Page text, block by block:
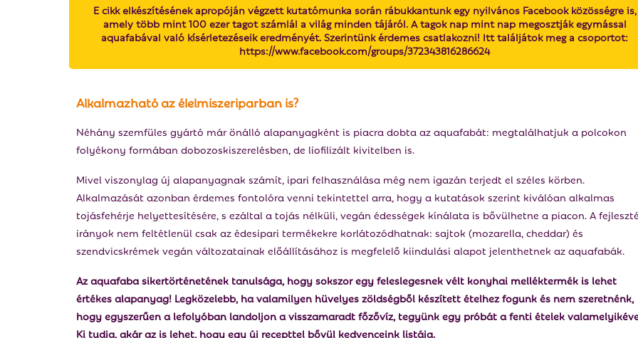
E cikk elkészítésének apropóján végzett kutatómunka során rábukkantunk egy nyilvános Facebook közösségre is,
amely több mint 100 ezer tagot számlál a világ minden tájáról. A tagok nap mint nap megosztják egymással
aquafabával való kísérletezéseik eredményét. Szerintünk érdemes csatlakozni! Itt találjátok meg a csoportot:
https://www.facebook.com/groups/372343816286624
Alkalmazható az élelmiszeriparban is?
Néhány szemfüles gyártó már önálló alapanyagként is piacra dobta az aquafabát: megtalálhatjuk a polcokon
folyékony formában dobozoskiszerelésben, de liofilizált kivitelben is.
Mivel viszonylag új alapanyagnak számít, ipari felhasználása még nem igazán terjedt el széles körben.
Alkalmazását azonban érdemes fontolóra venni tekintettel arra, hogy a kutatások szerint kiválóan alkalmas
tojásfehérje helyettesítésére, s ezáltal a tojás nélküli, vegán édességek kínálata is bővülhetne a piacon. A
irányok nem feltétlenül csak az édesipari termékekre korlátozódhatnak: sajtok (mozarella, cheddar) és
szendvicskrémek vegán változatainak előállításához is megfelelő kiindulási alapot jelenthetnek az aquafabák.
Az aquafaba sikertörténetének tanulsága, hogy sokszor egy feleslegesnek vélt konyhai melléktermék is lehet
értékes alapanyag! Legközelebb, ha valamilyen hüvelyes zöldségből készített ételhez fogunk és nem szeretnénk,
hogy egyszerűen a lefolyóban landoljon a visszamaradt főzővíz, tegyünk egy próbát a fenti ételek
Ki tudja, akár az is lehet, hogy egy új recepttel bővül kedvenceink listája.